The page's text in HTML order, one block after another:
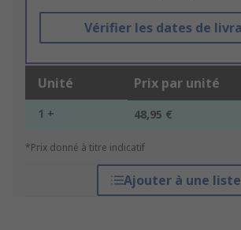
Vérifier les dates de
Unité Prix par unité
1 + 48,95 €
*Prix donné à titre indicatif
Ajouter à une liste